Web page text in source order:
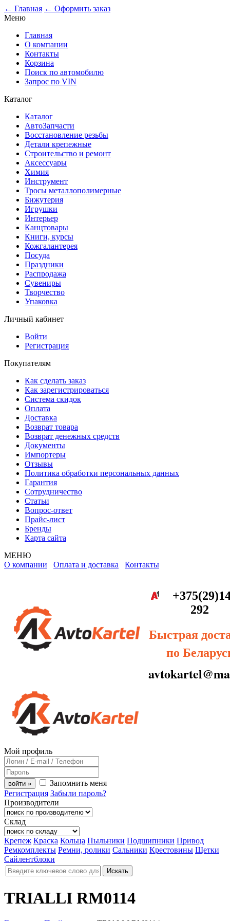
← Главная ← Оформить заказ
Меню
Главная
О компании
Контакты
Корзина
Поиск по автомобилю
Запрос по VIN
Каталог
Каталог
АвтоЗапчасти
Восстановление резьбы
Детали крепежные
Строительство и ремонт
Аксессуары
Химия
Инструмент
Тросы металлополимерные
Бижутерия
Игрушки
Интерьер
Канцтовары
Книги, курсы
Кожгалантерея
Посуда
Праздники
Распродажа
Сувениры
Творчество
Упаковка
Личный кабинет
Войти
Регистрация
Покупателям
Как сделать заказ
Как зарегистрироваться
Система скидок
Оплата
Доставка
Возврат товара
Возврат денежных средств
Документы
Импортеры
Отзывы
Политика обработки персональных данных
Гарантия
Сотрудничество
Статьи
Вопрос-ответ
Прайс-лист
Бренды
Карта сайта
МЕНЮ
О компании Оплата и доставка Контакты
292
Быстрая
по
Мой профиль
войти »
Запомнить меня
Регистрация Забыли пароль?
Производители
Склад
Крепеж Краска Кольца Пыльники Подшипники Привод
Ремкомплекты Ремни, ролики Сальники Крестовины Щетки
Сайлентблоки
TRIALLI RM0114